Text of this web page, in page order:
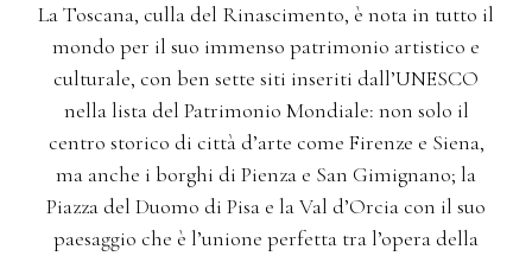
La Toscana, culla del Rinascimento, è nota in tutto il
mondo per il suo immenso patrimonio artistico e
culturale, con ben sette siti inseriti dall’UNESCO
nella lista del Patrimonio Mondiale: non solo il
centro storico di città d’arte come Firenze e Siena,
ma anche i borghi di Pienza e San Gimignano; la
Piazza del Duomo di Pisa e la Val d’Orcia con il suo
paesaggio che è l’unione perfetta tra l’opera della